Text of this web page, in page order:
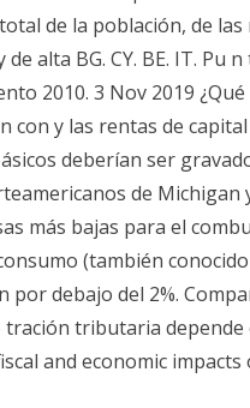
de la población, de
de alta BG. CY. BE. IT. Pu
2010. 3 Nov 2019
con y las rentas de
deberían ser
de Michigan
más bajas para el
(también
por debajo del 2%.
tributaria
and economic